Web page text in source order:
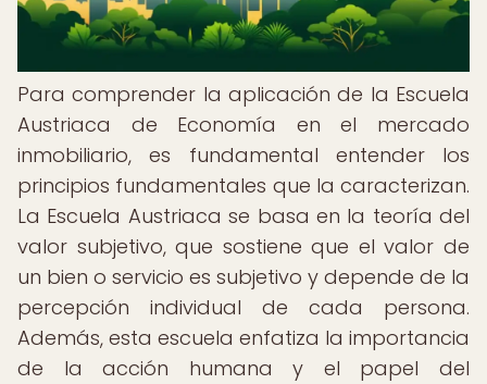
Para comprender la aplicación de la Escuela
Austriaca de Economía en el mercado
inmobiliario, es fundamental entender los
principios fundamentales que la caracterizan.
La Escuela Austriaca se basa en la teoría del
valor subjetivo, que sostiene que el valor de
un bien o servicio es subjetivo y depende de la
percepción individual de cada persona.
Además, esta escuela enfatiza la importancia
de la acción humana y el papel del